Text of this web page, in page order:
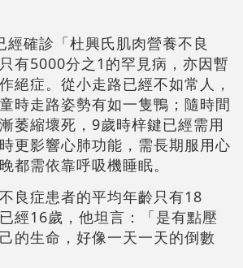
經確診「杜興氏肌肉營養不良
有5000分之1的罕見病，亦因暫
絕症。從小走路已經不如常人，
時走路姿勢有如一隻鴨；隨時間
萎縮壞死，9歲時梓鍵已經需用
更影響心肺功能，需長期服用心
都需依靠呼吸機睡眠。
良症患者的平均年齡只有18
經16歲，他坦言：「是有點壓
的生命，好像一天一天的倒數